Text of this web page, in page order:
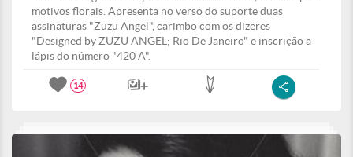
motivos florais. Apresenta no verso do suporte duas
assinaturas "Zuzu Angel", carimbo com os dizeres
"Designed by ZUZU ANGEL; Rio De Janeiro" e inscrição a
lápis do número "420 A".
14